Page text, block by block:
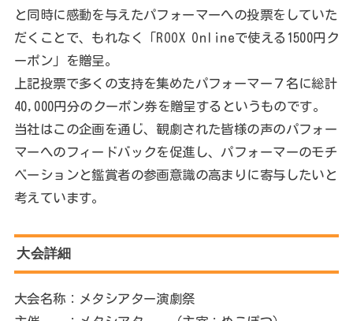
と同時に感動を与えたパフォーマーへの投票をしていた
だくことで、もれなく「ROOX Onlineで使える1500円ク
ーポン」を贈呈。
上記投票で多くの支持を集めたパフォーマー７名に総計
40,000円分のクーポン券を贈呈するというものです。
当社はこの企画を通じ、観劇された皆様の声のパフォー
マーへのフィードバックを促進し、パフォーマーのモチ
ベーションと鑑賞者の参画意識の高まりに寄与したいと
考えています。
大会詳細
大会名称：メタシアター演劇祭